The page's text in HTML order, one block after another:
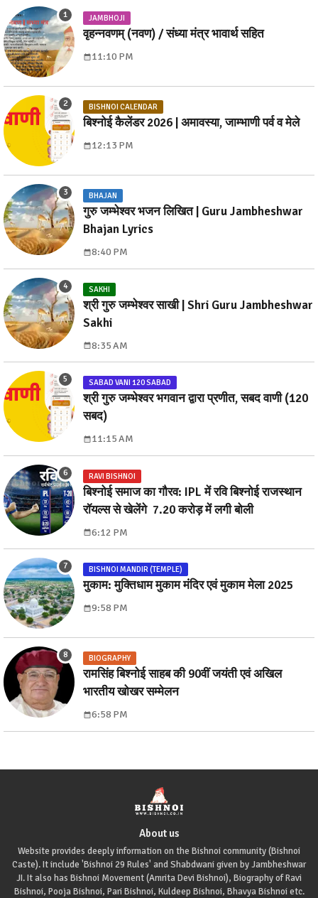
JAMBHOJI
वृहन्नवणम् (नवण) / संध्या मंत्र भावार्थ सहित
11:10 PM
BISHNOI CALENDAR
बिश्नोई कैलेंडर 2026 | अमावस्या, जाम्भाणी पर्व व मेले
12:13 PM
BHAJAN
गुरु जम्भेश्वर भजन लिखित | Guru Jambheshwar
Bhajan Lyrics
8:40 PM
SAKHI
श्री गुरु जम्भेश्वर साखी | Shri Guru Jambheshwar
Sakhi
8:35 AM
SABAD VANI 120 SABAD
श्री गुरु जम्भेश्वर भगवान द्वारा प्रणीत, सबद वाणी (120
सबद)
11:15 AM
RAVI BISHNOI
बिश्नोई समाज का गौरव: IPL में रवि बिश्नोई राजस्थान
रॉयल्स से खेलेंगे ₹ 7.20 करोड़ में लगी बोली
6:12 PM
BISHNOI MANDIR (TEMPLE)
मुकाम: मुक्तिधाम मुकाम मंदिर एवं मुकाम मेला 2025
9:58 PM
BIOGRAPHY
रामसिंह बिश्नोई साहब की 90वीं जयंती एवं अखिल
भारतीय खोखर सम्मेलन
6:58 PM
About us
Website provides deeply information on the Bishnoi community (Bishnoi
Caste). It include 'Bishnoi 29 Rules' and Shabdwani given by Jambheshwar
JI. It also has Bishnoi Movement (Amrita Devi Bishnoi), Biography of Ravi
Bishnoi, Pooja Bishnoi, Pari Bishnoi, Kuldeep Bishnoi, Bhavya Bishnoi etc.